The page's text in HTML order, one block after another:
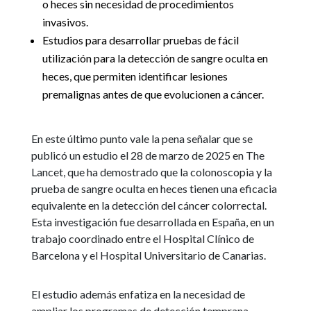
o heces sin necesidad de procedimientos
invasivos.
Estudios para desarrollar pruebas de fácil
utilización para la detección de sangre oculta en
heces, que permiten identificar lesiones
premalignas antes de que evolucionen a cáncer.
En este último punto vale la pena señalar que se
publicó un estudio el 28 de marzo de 2025 en The
Lancet, que ha demostrado que la colonoscopia y la
prueba de sangre oculta en heces tienen una eficacia
equivalente en la detección del cáncer colorrectal.
Esta investigación fue desarrollada en España, en un
trabajo coordinado entre el Hospital Clínico de
Barcelona y el Hospital Universitario de Canarias.
El estudio además enfatiza en la necesidad de